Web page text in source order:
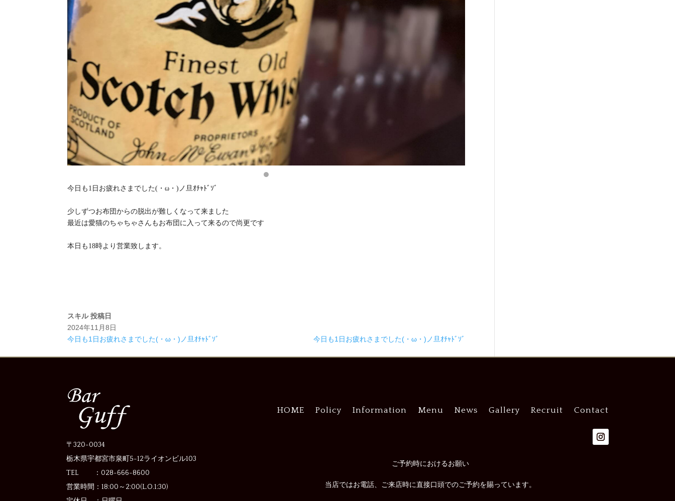
今日も1日お疲れさまでした(・ω・)ノ旦ｵﾁｬﾄﾞｿﾞ
少しずつお布団からの脱出が難しくなって来ました
最近は愛猫のちゃちゃさんもお布団に入って来るので尚更です
本日も18時より営業致します。
スキル 投稿日
2024年11月8日
今日も1日お疲れさまでした(・ω・)ノ旦ｵﾁｬﾄﾞｿﾞ
今日も1日お疲れさまでした(・ω・)ノ旦ｵﾁｬﾄﾞｿﾞ
〒320-0034
栃木県宇都宮市泉町5-12ライオンビル103
TEL ：028-666-8600
営業時間： 18:00～2:00(L.O.1:30)
HOME Policy Information Menu News Gallery Recruit Contact
ご予約時におけるお願い
当店ではお電話、ご来店時に直接口頭でのご予約を賜っています。